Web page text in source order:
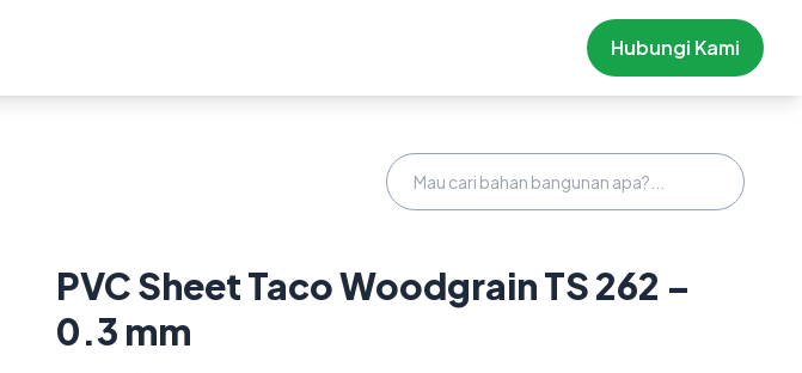
Hubungi Kami
PVC Sheet Taco Woodgrain TS 262 –
0.3 mm